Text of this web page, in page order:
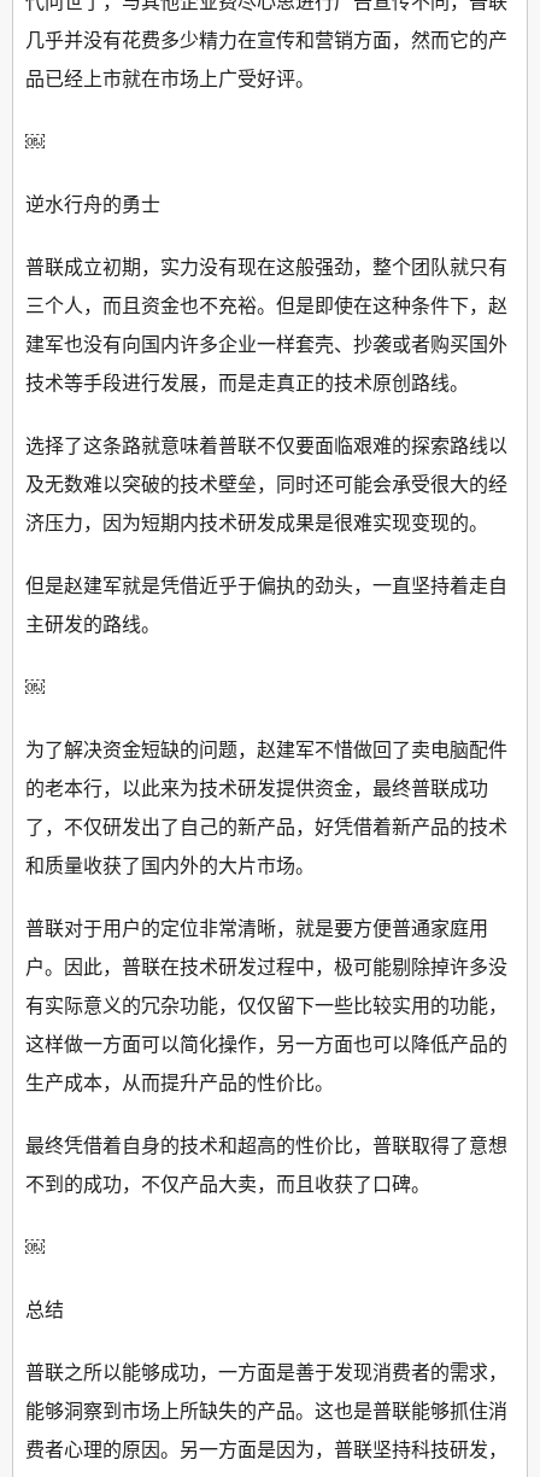
几乎并没有花费多少精力在宣传和营销方面，然而它的产
品已经上市就在市场上广受好评。
￼
逆水行舟的勇士
普联成立初期，实力没有现在这般强劲，整个团队就只有
三个人，而且资金也不充裕。但是即使在这种条件下，赵
建军也没有向国内许多企业一样套壳、抄袭或者购买国外
技术等手段进行发展，而是走真正的技术原创路线。
选择了这条路就意味着普联不仅要面临艰难的探索路线以
及无数难以突破的技术壁垒，同时还可能会承受很大的经
济压力，因为短期内技术研发成果是很难实现变现的。
但是赵建军就是凭借近乎于偏执的劲头，一直坚持着走自
主研发的路线。
￼
为了解决资金短缺的问题，赵建军不惜做回了卖电脑配件
的老本行，以此来为技术研发提供资金，最终普联成功
了，不仅研发出了自己的新产品，好凭借着新产品的技术
和质量收获了国内外的大片市场。
普联对于用户的定位非常清晰，就是要方便普通家庭用
户。因此，普联在技术研发过程中，极可能剔除掉许多没
有实际意义的冗杂功能，仅仅留下一些比较实用的功能，
这样做一方面可以简化操作，另一方面也可以降低产品的
生产成本，从而提升产品的性价比。
最终凭借着自身的技术和超高的性价比，普联取得了意想
不到的成功，不仅产品大卖，而且收获了口碑。
￼
总结
普联之所以能够成功，一方面是善于发现消费者的需求，
能够洞察到市场上所缺失的产品。这也是普联能够抓住消
费者心理的原因。另一方面是因为，普联坚持科技研发，